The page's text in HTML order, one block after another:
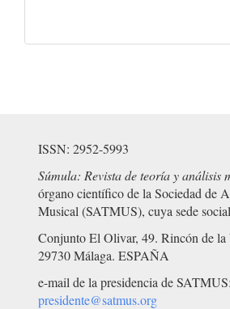
ISSN: 2952-5993
Súmula: Revista de teoría y análisis
órgano científico de la Sociedad de
Musical (SATMUS), cuya sede
Conjunto El Olivar, 49. Rincón de
29730 Málaga. ESPAÑA
e-mail de la presidencia de SATMUS:
presidente@satmus.org